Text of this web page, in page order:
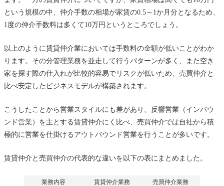
という規模の中、仲介手数の相場が家賃の0.5～1か月分となるため、
1度の仲介手数料は多くて10万円というところでしょう。
以上のように賃貸仲介業においては手数料の金額が低いことがわか
ります。その分管理業務を並走して行うパターンが多く、また空き
家を探す際の仕入れが比較的容易でリスクが低いため、売買仲介と
比べ安定したビジネスモデルが構築されます。
こうしたことから営業スタイルにも差があり、反響営業（インバウ
ンド営業）を主とする賃貸仲介にく比べ、売買仲介では自社から積
極的に営業を仕掛けるアウトバウンド営業を行うことが多いです。
賃貸仲介と売買仲介の代表的な違いを以下の表にまとめました。
業務内容 賃貸仲介業務 売買仲介業務